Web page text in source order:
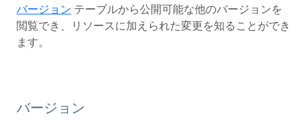
バージョン テーブルから公開可能な他のバージョンを
閲覧でき、リソースに加えられた変更を知ることができ
ます。
バージョン